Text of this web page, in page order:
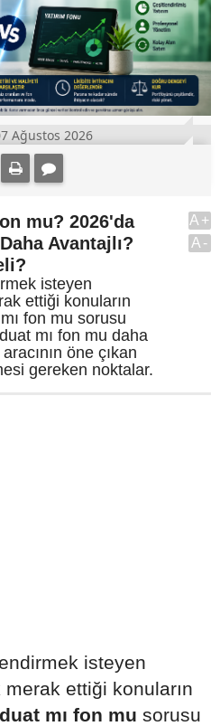
Ağustos 2026
mu? 2026'da
Avantajlı?
isteyen
ettiği konuların
fon mu sorusu
mı fon mu daha
öne çıkan
gereken noktalar.
A+
A-
isteyen
merak ettiği konuların
mı fon mu sorusu